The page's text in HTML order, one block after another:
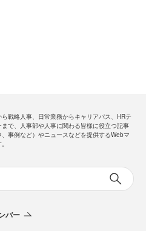
戦略人事、日常業務からキャリアパス、HRテ
まで、人事部や人事に関わる皆様に役立つ記事
、事例など）やニュースなどを提供するWebマ
バー